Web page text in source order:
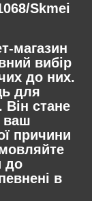
Skmei
магазин
вибір
до них.
для
Він стане
ваш
причини
до
в